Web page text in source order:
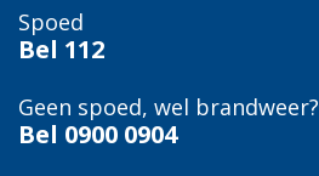
Spoed
Bel 112
Geen spoed, wel brandweer?
Bel 0900 0904